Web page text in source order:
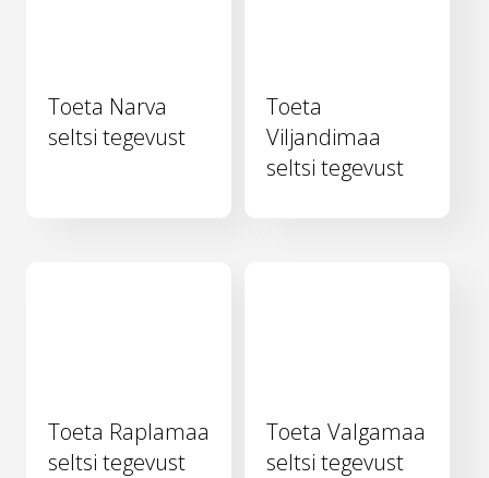
Toeta Narva
seltsi tegevust
Toeta
Viljandimaa
seltsi tegevust
Toeta Raplamaa
seltsi tegevust
Toeta Valgamaa
seltsi tegevust